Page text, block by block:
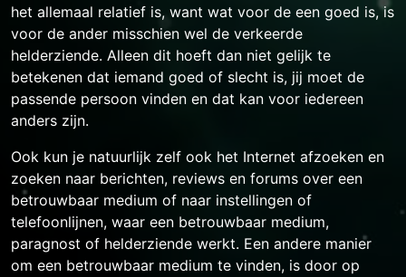
het allemaal relatief is, want wat voor de een goed is, is
voor de ander misschien wel de verkeerde
helderziende. Alleen dit hoeft dan niet gelijk te
betekenen dat iemand goed of slecht is, jij moet de
passende persoon vinden en dat kan voor iedereen
anders zijn.
Ook kun je natuurlijk zelf ook het Internet afzoeken en
zoeken naar berichten, reviews en forums over een
betrouwbaar medium of naar instellingen of
telefoonlijnen, waar een betrouwbaar medium,
paragnost of helderziende werkt. Een andere manier
om een betrouwbaar medium te vinden, is door op